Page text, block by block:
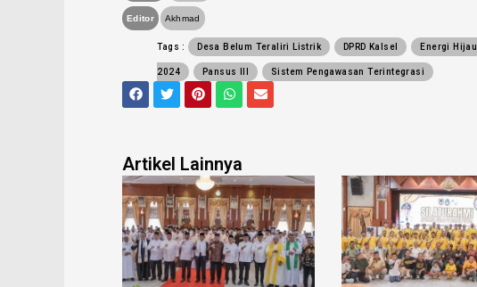
Editor Akhmad
Tags : Desa Belum Teraliri Listrik DPRD Kalsel Energi Hijau
2024 Pansus III Sistem Pengawasan Terintegrasi
F
a
o
o
k
T
w
e
r
P
i
r
e
s
t
W
h
a
p
p
E
n
e
Artikel Lainnya